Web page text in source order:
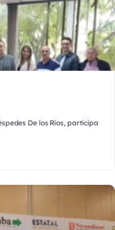
De los Ríos, participa